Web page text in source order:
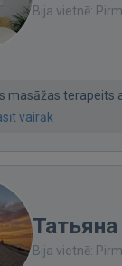
Bija vietnē:
masāžas terapeits
vairāk
Bija vietnē: